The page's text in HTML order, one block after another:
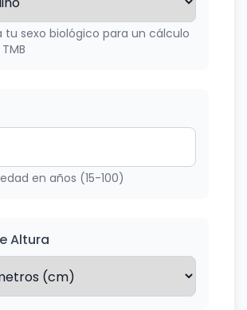
tu sexo biológico para un cálculo
en años (15-100)
Altura